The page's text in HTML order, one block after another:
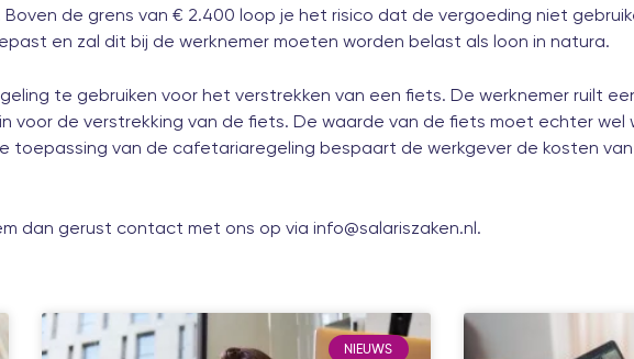
de grens van € 2.400 loop je het risico dat de vergoeding niet
en zal dit bij de werknemer moeten worden belast als loon in natura.
te gebruiken voor het verstrekken van een fiets. De werknemer ruilt
voor de verstrekking van de fiets. De waarde van de fiets moet echter wel
toepassing van de cafetariaregeling bespaart de werkgever de kosten
dan gerust contact met ons op via info@salariszaken.nl.
NIEUWS